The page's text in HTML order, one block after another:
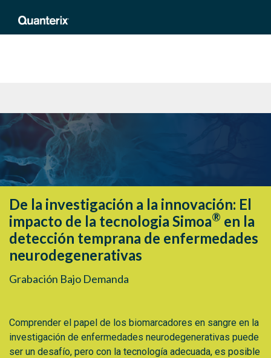
De la investigación a la innovación: El
impacto de la tecnologia Simoa® en la
detección temprana de enfermedades
neurodegenerativas
Grabación Bajo Demanda
Comprender el papel de los biomarcadores en sangre en la
investigación de enfermedades neurodegenerativas puede
ser un desafío, pero con la tecnología adecuada, es posible